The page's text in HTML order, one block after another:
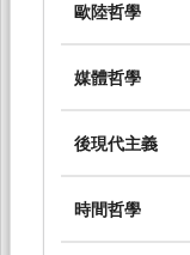
歐陸哲學
媒體哲學
後現代主義
時間哲學